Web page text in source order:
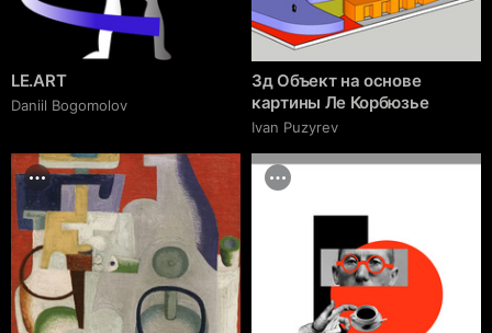
LE.ART
Daniil Bogomolov
3д Объект на основе
картины Ле Корбюзье
Ivan Puzyrev